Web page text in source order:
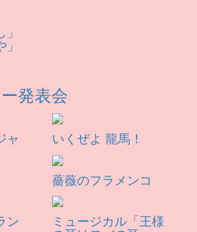
発表会
ャ いくぜよ 龍馬！
薔薇のフラメンコ
ン ミュージカル「王様